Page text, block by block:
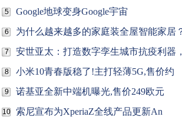
5 Google地球变身Google宇宙
6 为什么越来越多的家庭装全屋智能家居
7 安世亚太：打造数字孪生城市抗疫利器
8 小米10青春版稳了!主打轻薄5G,售价约
9 诺基亚全新中端机曝光,售价249欧元
10 索尼宣布为XperiaZ全线产品更新An